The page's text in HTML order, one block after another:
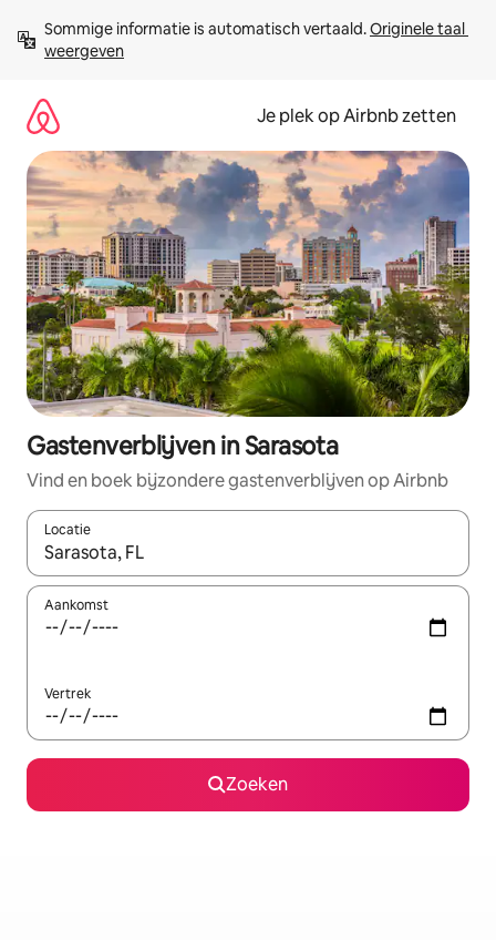
direct
naar
Sommige informatie is automatisch vertaald. Originele taal
weergeven
Je plek op Airbnb zetten
Gastenverblijven in Sarasota
Vind en boek bijzondere gastenverblijven op Airbnb
Locatie
Wanneer er resultaten beschikbaar zijn, maak je een keuze
Aankomst
Vertrek
Zoeken